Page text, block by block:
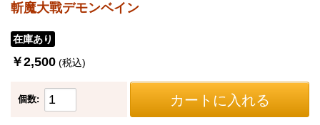
斬魔大戰デモンベイン
在庫あり
￥2,500 (税込)
個数: カートに入れる